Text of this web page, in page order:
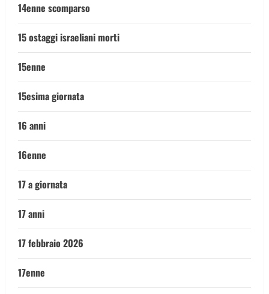
14enne scomparso
15 ostaggi israeliani morti
15enne
15esima giornata
16 anni
16enne
17 a giornata
17 anni
17 febbraio 2026
17enne